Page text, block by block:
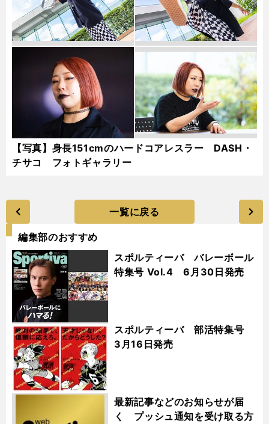
【写真】身長151cmのハードコアレスラー DASH・
チサコ フォトギャラリー
一覧に戻る
編集部のおすすめ
スポルティーバ バレーボール
特集号 Vol.4 6月30日発売
スポルティーバ 部活特集号
3月16日発売
最新記事などのお知らせが届
く プッシュ通知を受け取る方